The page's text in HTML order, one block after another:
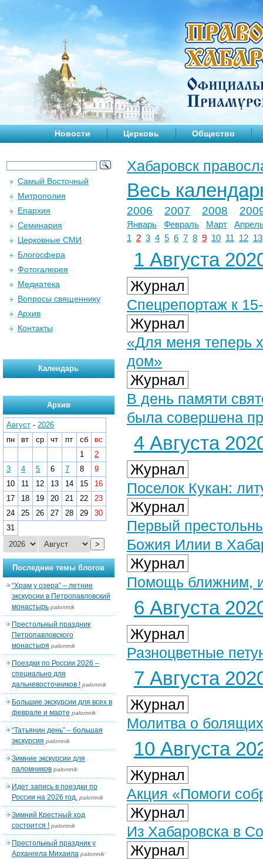
Новости Церковь Общество
Хабаровск
Весь
2006 2007 2008
Январь Февраль Март
1
2 3 4 5 6 7 8 9 10 11 12 13
1 Августа
Журнал
Спецрепортаж к
Журнал
«Для меня теперь
дом»
Журнал
В день памяти
была совершена
4 Августа
Журнал
Поселок Кукан:
Журнал
Первый
Божия Илии в
Журнал
Помощь ближним,
6 Августа
Журнал
Разноцветные
7 Августа
Журнал
Молитва о
10 Августа
Журнал
Акция «Помоги
Журнал
Из Хабаровска в
Журнал
Самый Восточный
Митрополия
Епархия
Семинария
Церковные СМИ
Блогосфера
Фотогалерея
Медиатека
Вопросы священнику
Архив
Контакты
Календарь
Архив
Август - 2026
пн
вт ср чт пт сб
вс
1
2
3
4 5 6 7 8
9
10
11 12 13 14 15
16
17
18 19 20 21 22
23
24
25 26 27 28 29
30
31
>
Последние темы блогов
“Храм у озера” – летние
экскурсии в Петропавловский
монастырь palomnik
Престольный праздник
Петропавловского
монастыря palomnik
Поездки по России 2026 –
специально для
дальневосточников ! palomnik
Большие экскурсии для всех в
феврале и марте palomnik
“Татьянин день” – большая
экскурсия palomnik
Зимние экскурсии для
паломников palomnik
Идет запись в поездки по
России на 2026 год. palomnik
Зимний Крестный ход
состоится ! palomnik
Престольный праздник у
Архангела Михаила palomnik